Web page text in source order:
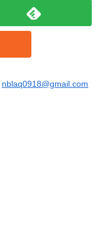
nblaq0918@gmail.com